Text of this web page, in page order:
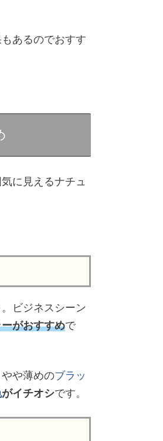
あるのでおすす
に見えるナチュ
ビジネスシーン
がおすすめで
や薄めのブラッ
がイチオシです。